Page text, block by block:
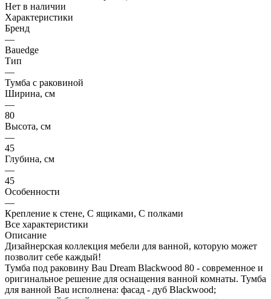
Нет в наличии
Характеристики
Бренд
—
Bauedge
Тип
—
Тумба с раковиной
Ширина, см
—
80
Высота, см
—
45
Глубина, см
—
45
Особенности
—
Крепление к стене, С ящиками, С полками
Все характеристики
Описание
Дизайнерская коллекция мебели для ванной, которую может
позволит себе каждый!
Тумба под раковину Bau Dream Blackwood 80 - современное и
оригинальное решение для оснащения ванной комнаты. Тумба
для ванной Bau исполнена: фасад - дуб Blackwood;